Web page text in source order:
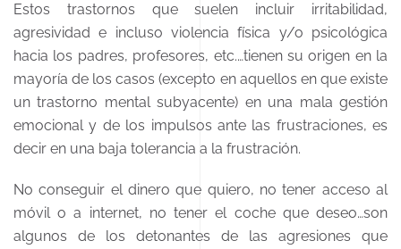
Estos trastornos que suelen incluir irritabilidad,
agresividad e incluso violencia física y/o psicológica
hacia los padres, profesores, etc.…tienen su origen en la
mayoría de los casos (excepto en aquellos en que existe
un trastorno mental subyacente) en una mala gestión
emocional y de los impulsos ante las frustraciones, es
decir en una baja tolerancia a la frustración.
No conseguir el dinero que quiero, no tener acceso al
móvil o a internet, no tener el coche que deseo…son
algunos de los detonantes de las agresiones que